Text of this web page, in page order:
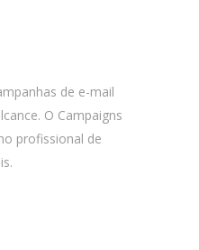
de e-mail
O Campaigns
profissional de